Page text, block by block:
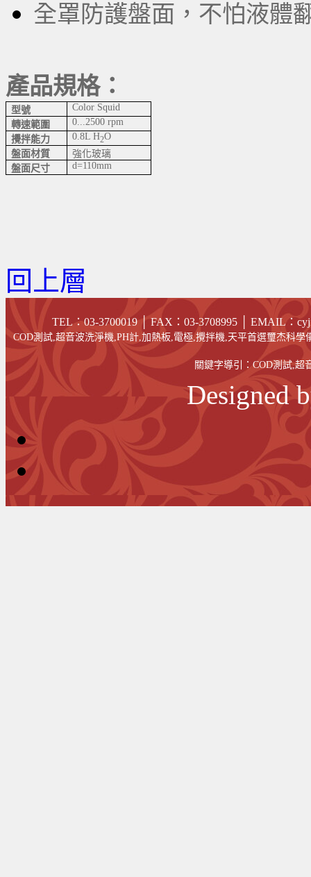
全罩防護盤面，不怕液體
產品規格：
型號
Color Squid
轉速範圍
0...2500 rpm
攪拌能力
0.8L H2O
盤面材質
強化玻璃
盤面尺寸
d=110mm
回上層
TEL：03-3700019 │ FAX ：03-3708995 EMAIL：
COD測試,超音波洗淨機,PH計,加熱板,電極,攪拌機,天平首選璽杰科
關鍵字導引：COD測試,超
Designed